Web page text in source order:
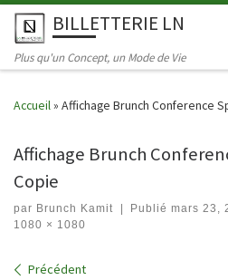
Skip to content
BILLETTERIE LN
Plus qu'un Concept, un Mode de Vie
Accueil » Affichage Brunch Conference
Affichage Brunch
Copie
par Brunch Kamit Publiémars 23,
1080 × 1080
Navigation dans les images
Précédent